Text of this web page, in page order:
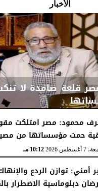
الأخبار
قلعة صامدة لا
محمود: مصر امتلكت
حمت مؤسساتها من
2026 10:12 مـ
أمني: توازن الردع
دبلوماسية الاضطرار